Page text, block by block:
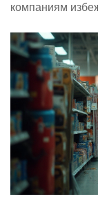
компаниям